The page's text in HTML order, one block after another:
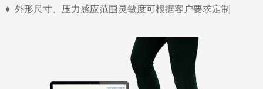
♦ 外形尺寸、压力感应范围灵敏度可根据客户要求定制